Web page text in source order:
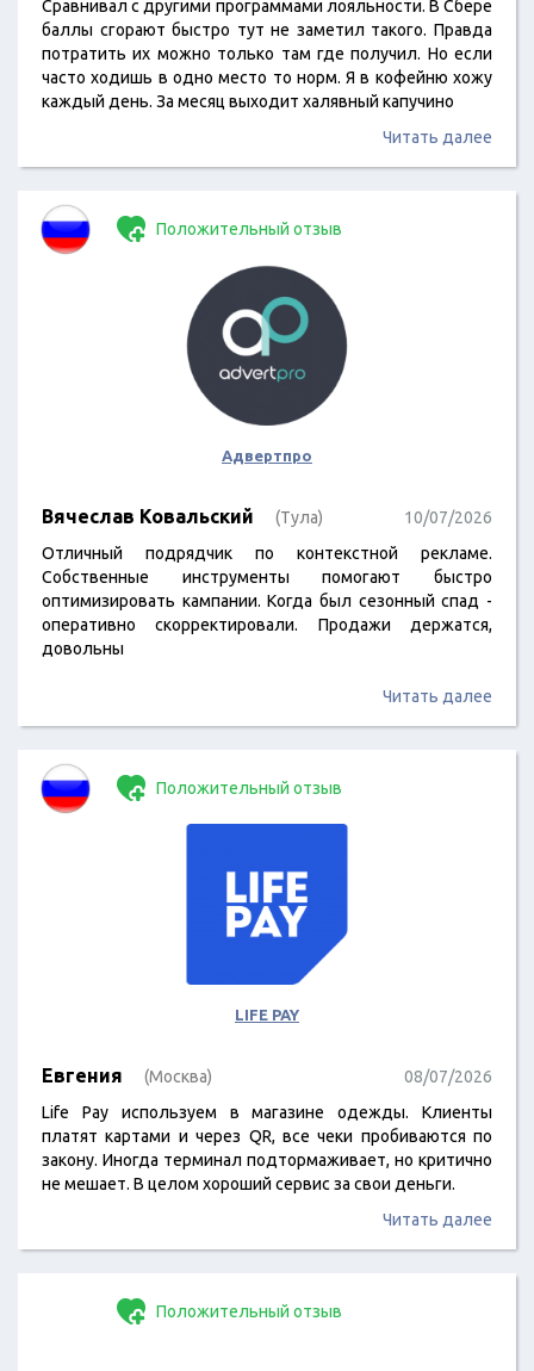
Сравнивал с другими программами лояльности. В Сбере
баллы сгорают быстро тут не заметил такого. Правда
потратить их можно только там где получил. Но если
часто ходишь в одно место то норм. Я в кофейню хожу
каждый день. За месяц выходит халявный капучино
Читать далее
Положительный отзыв
Адвертпро
Вячеслав Ковальский (Тула)
10/07/2026
Отличный подрядчик по контекстной рекламе.
Собственные инструменты помогают быстро
оптимизировать кампании. Когда был сезонный спад -
оперативно скорректировали. Продажи держатся,
довольны
Читать далее
Положительный отзыв
LIFE PAY
Евгения (Москва)
08/07/2026
Life Pay используем в магазине одежды. Клиенты
платят картами и через QR, все чеки пробиваются по
закону. Иногда терминал подтормаживает, но критично
не мешает. В целом хороший сервис за свои деньги.
Читать далее
Положительный отзыв